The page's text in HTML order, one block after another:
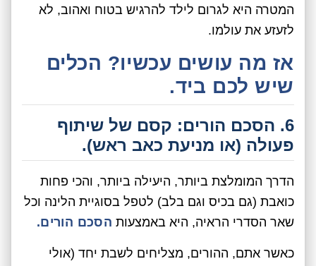
המטרה היא לגרום לילד להרגיש בטוח ואהוב, לא
לזעזע את עולמו.
אז מה עושים עכשיו? הכלים
שיש לכם ביד.
6. הסכם הורים: קסם של שיתוף
פעולה (או מניעת כאב ראש).
הדרך המומלצת ביותר, היעילה ביותר, והכי פחות
כואבת (גם בכיס וגם בלב) לטפל בסוגיית הלינה וכל
שאר הסדרי הראיה, היא באמצעות הסכם הורים.
כאשר אתם, ההורים, מצליחים לשבת יחד (אולי